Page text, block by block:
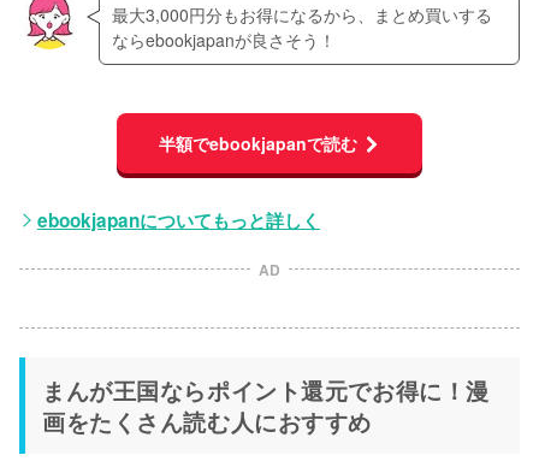
最大3,000円分もお得になるから、まとめ買いする
ならebookjapanが良さそう！
半額でebookjapanで読む
ebookjapanについてもっと詳しく
AD
まんが王国ならポイント還元でお得に！漫
画をたくさん読む人におすすめ